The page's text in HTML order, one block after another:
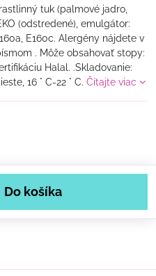
tuk (palmové jadro,
(odstredené), emulgátor:
E160c. Alergény nájdete v
. Môže obsahovať stopy:
Halal. .Skladovanie:
16 ° C-22 ° C. Čítajte viac
Do košíka